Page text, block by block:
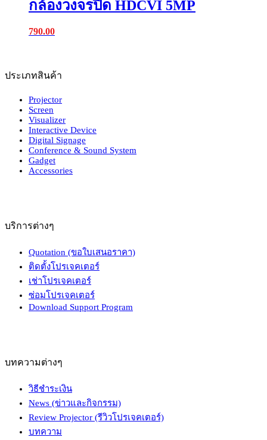
กล้องวงจรปิด HDCVI 5MP
790.00
ประเภทสินค้า
Projector
Screen
Visualizer
Interactive Device
Digital Signage
Conference & Sound System
Gadget
Accessories
บริการต่างๆ
Quotation (ขอใบเสนอราคา)
ติดตั้งโปรเจคเตอร์
เช่าโปรเจคเตอร์
ซ่อมโปรเจคเตอร์
Download Support Program
บทความต่างๆ
วิธีชำระเงิน
News (ข่าวและกิจกรรม)
Review Projector (รีวิวโปรเจคเตอร์)
บทความ